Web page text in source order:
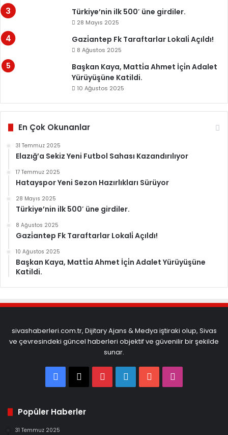
Türkiye’nin ilk 500′ üne girdiler.
28 Mayıs 2025
Gazi̇antep Fk Taraftarlar Lokali̇ Açıldı!
8 Ağustos 2025
Başkan Kaya, Matti̇a Ahmet İçi̇n Adalet
Yürüyüşüne Katildi.
10 Ağustos 2025
En Çok Okunanlar
31 Temmuz 2025
Elazığ’a Sekiz Yeni Futbol Sahası Kazandırılıyor
17 Temmuz 2025
Hatayspor Yeni Sezon Hazırlıkları Sürüyor
28 Mayıs 2025
Türkiye’nin ilk 500′ üne girdiler.
8 Ağustos 2025
Gazi̇antep Fk Taraftarlar Lokali̇ Açıldı!
10 Ağustos 2025
Başkan Kaya, Matti̇a Ahmet İçi̇n Adalet Yürüyüşüne
Katildi.
sivashaberleri.com.tr, Dijitary Ajans & Medya iştiraki olup, Sivas
ve çevresindeki güncel haberleri objektif ve güvenilir bir şekilde
sunar.
Facebook
X PinterestLinkedInYouTube
Popüler Haberler
31 Temmuz 2025